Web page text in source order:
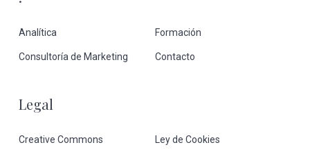
Analítica Formación
Consultoría de Marketing Contacto
Legal
Creative Commons Ley de Cookies